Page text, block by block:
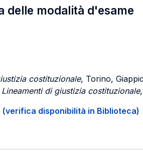
delle modalità d'esame
costituzionale, Torino,
Lineamenti di giustizia costituzionale
disponibilità in Biblioteca)